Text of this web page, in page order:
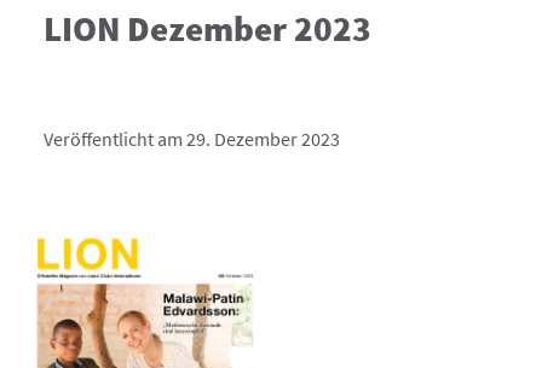
LION Dezember 2023
Veröffentlicht am 29. Dezember 2023